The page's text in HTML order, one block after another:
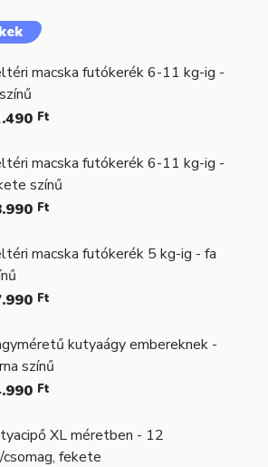
macska futókerék 6-11 kg-ig -
Ft
macska futókerék 6-11 kg-ig -
színű
Ft
macska futókerék 5 kg-ig - fa
Ft
kutyaágy embereknek -
színű
Ft
XL méretben - 12
fekete